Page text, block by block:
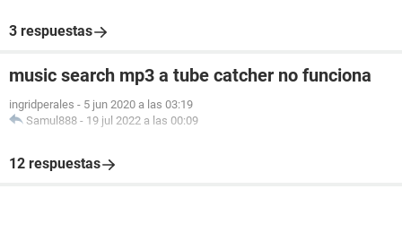
3 respuestas
music search mp3 a tube catcher no funciona
ingridperales - 5 jun 2020 a las 03:19
Samul888 - 19 jul 2022 a las 00:09
12 respuestas